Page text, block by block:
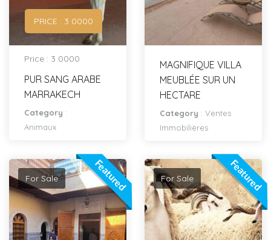
PRICE : 3 0000
Price : 3 0000
PUR SANG ARABE
MARRAKECH
Category :
Animaux
MAGNIFIQUE VILLA
MEUBLÉE SUR UN
HECTARE
Category : Ventes
Immobilières
Featured
For Sale Featured
For Sale